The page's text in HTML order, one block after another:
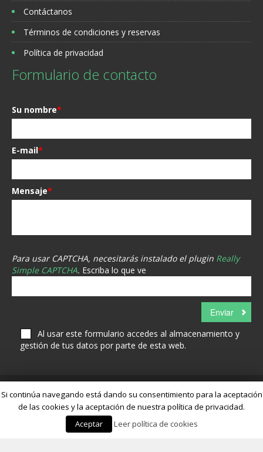
Contáctanos
Términos de condiciones y reservas
Política de privacidad
Formulario de contacto
Su nombre*
E-mail*
Mensaje*
Para usar CAPTCHA, necesitarás instalado el plugin Really
Simple CAPTCHA. Escriba lo que ve
Al usar este formulario accedes al almacenamiento y
gestión de tus datos por parte de esta web.
Si continúa navegando está dando su consentimiento para la aceptación
de las cookies y la aceptación de nuestra política de privacidad.
Aceptar
Leer política de cookies